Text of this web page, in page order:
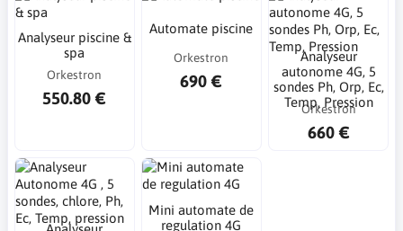
Analyseur piscine &
spa
Orkestron
550.80 €
Automate piscine
Orkestron
690 €
Analyseur
autonome 4G, 5
sondes Ph, Orp, Ec,
Temp, Pression
Orkestron
660 €
Mini automate de
regulation 4G